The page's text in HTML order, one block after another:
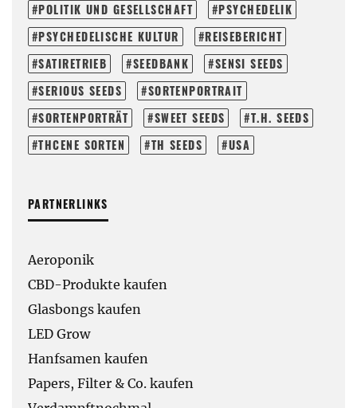
POLITIK UND GESELLSCHAFT
PSYCHEDELIK
PSYCHEDELISCHE KULTUR
REISEBERICHT
SATIRETRIEB
SEEDBANK
SENSI SEEDS
SERIOUS SEEDS
SORTENPORTRAIT
SORTENPORTRÄT
SWEET SEEDS
T.H. SEEDS
THCENE SORTEN
TH SEEDS USA
PARTNERLINKS
Aeroponik
CBD-Produkte kaufen
Glasbongs kaufen
LED Grow
Hanfsamen kaufen
Papers, Filter & Co. kaufen